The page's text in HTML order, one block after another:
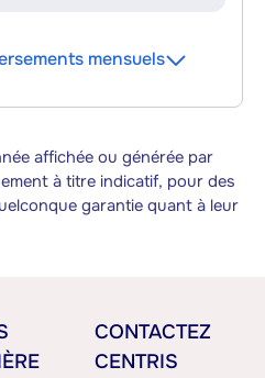
mensuels
affichée ou générée par
à titre indicatif, pour des
garantie quant à leur
CONTACTEZ
CENTRIS